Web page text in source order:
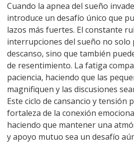
Cuando la apnea del sueño
introduce un desafío único que
lazos más fuertes. El constante
interrupciones del sueño no
descanso, sino que también
de resentimiento. La fatiga
paciencia, haciendo que las
magnifiquen y las discusiones
Este ciclo de cansancio y tensión
fortaleza de la conexión
haciendo que mantener una
y apoyo mutuo sea un desafío